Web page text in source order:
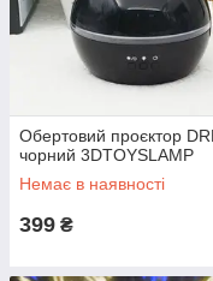
Обертовий проєктор
чорний 3DTOYSLAMP
Немає в наявності
399 ₴